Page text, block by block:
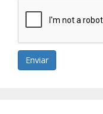
Enviar